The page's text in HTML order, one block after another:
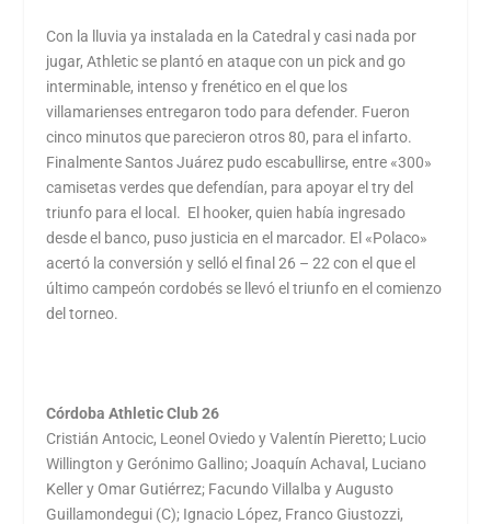
Con la lluvia ya instalada en la Catedral y casi nada por
jugar, Athletic se plantó en ataque con un pick and go
interminable, intenso y frenético en el que los
villamarienses entregaron todo para defender. Fueron
cinco minutos que parecieron otros 80, para el infarto.
Finalmente Santos Juárez pudo escabullirse, entre «300»
camisetas verdes que defendían, para apoyar el try del
triunfo para el local. El hooker, quien había ingresado
desde el banco, puso justicia en el marcador. El «Polaco»
acertó la conversión y selló el final 26 – 22 con el que el
último campeón cordobés se llevó el triunfo en el comienzo
del torneo.
Córdoba Athletic Club 26
Cristián Antocic, Leonel Oviedo y Valentín Pieretto; Lucio
Willington y Gerónimo Gallino; Joaquín Achaval, Luciano
Keller y Omar Gutiérrez; Facundo Villalba y Augusto
Guillamondegui (C); Ignacio López, Franco Giustozzi,